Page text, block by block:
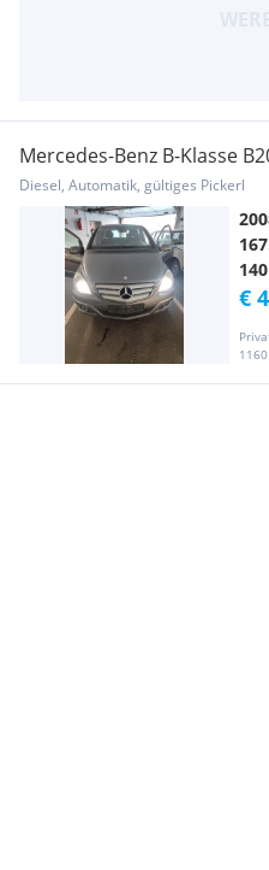
Mercedes-Benz B-Klasse
Diesel, Automatik, gültiges Pickerl
140
€